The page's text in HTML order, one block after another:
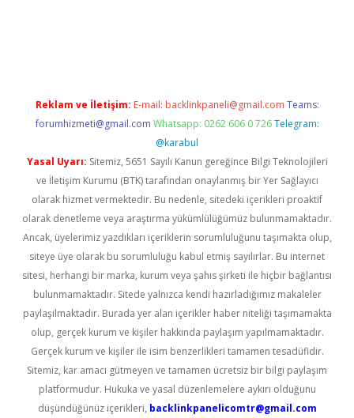
Reklam ve İletişim: E-mail: backlinkpaneli@gmail.com Teams:
forumhizmeti@gmail.com Whatsapp: 0262 606 0 726 Telegram:
@karabul
Yasal Uyarı: Sitemiz, 5651 Sayılı Kanun gereğince Bilgi Teknolojileri
ve İletişim Kurumu (BTK) tarafından onaylanmış bir Yer Sağlayıcı
olarak hizmet vermektedir. Bu nedenle, sitedeki içerikleri proaktif
olarak denetleme veya araştırma yükümlülüğümüz bulunmamaktadır.
Ancak, üyelerimiz yazdıkları içeriklerin sorumluluğunu taşımakta olup,
siteye üye olarak bu sorumluluğu kabul etmiş sayılırlar. Bu internet
sitesi, herhangi bir marka, kurum veya şahıs şirketi ile hiçbir bağlantısı
bulunmamaktadır. Sitede yalnızca kendi hazırladığımız makaleler
paylaşılmaktadır. Burada yer alan içerikler haber niteliği taşımamakta
olup, gerçek kurum ve kişiler hakkında paylaşım yapılmamaktadır.
Gerçek kurum ve kişiler ile isim benzerlikleri tamamen tesadüfidir.
Sitemiz, kar amacı gütmeyen ve tamamen ücretsiz bir bilgi paylaşım
platformudur. Hukuka ve yasal düzenlemelere aykırı olduğunu
düşündüğünüz içerikleri, backlinkpanelicomtr@gmail.com